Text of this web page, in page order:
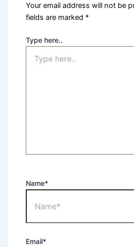
Your email address will not be
fields are marked *
Type here..
Name*
Email*